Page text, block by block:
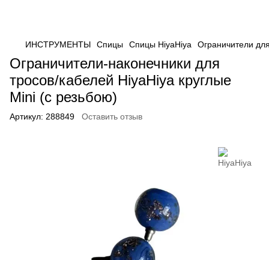
ИНСТРУМЕНТЫ Спицы Спицы HiyaHiya Ограничители
Ограничители-наконечники для
тросов/кабелей HiyaHiya круглые
Mini (с резьбою)
Артикул: 288849 Оставить отзыв